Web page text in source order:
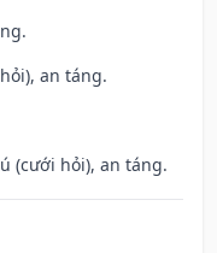
an táng.
(cưới hỏi), an táng.